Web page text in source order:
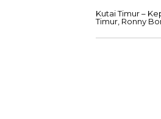
Kutai Timur –
Timur, Ronny